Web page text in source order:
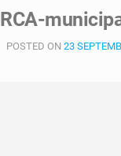
RCA-
POSTED ON 23